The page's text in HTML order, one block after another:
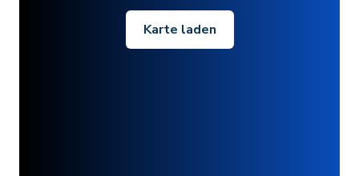
Karte laden